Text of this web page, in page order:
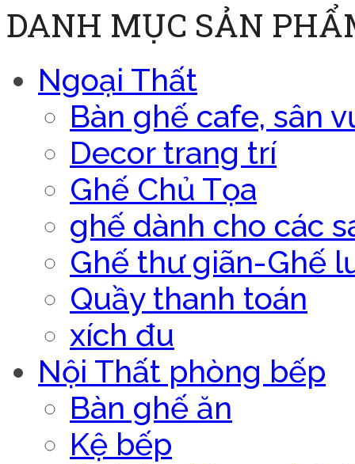
DANH MỤC SẢN
Ngoại Thất
Bàn ghế cafe, sân
Decor trang trí
Ghế Chủ Tọa
ghế dành cho các
Ghế thư giãn-Ghế
Quầy thanh toán
xích đu
Nội Thất phòng bếp
Bàn ghế ăn
Kệ bếp